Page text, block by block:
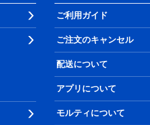
ご利用ガイド
ご注文のキャンセル
配送について
アプリについて
モルティについて